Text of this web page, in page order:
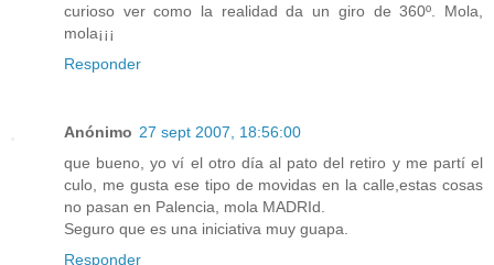
curioso ver como la realidad da un giro de 360º. Mola,
mola¡¡¡
Responder
Anónimo 27 sept 2007, 18:56:00
que bueno, yo ví el otro día al pato del retiro y me partí el
culo, me gusta ese tipo de movidas en la calle,estas cosas
no pasan en Palencia, mola MADRId.
Seguro que es una iniciativa muy guapa.
Responder